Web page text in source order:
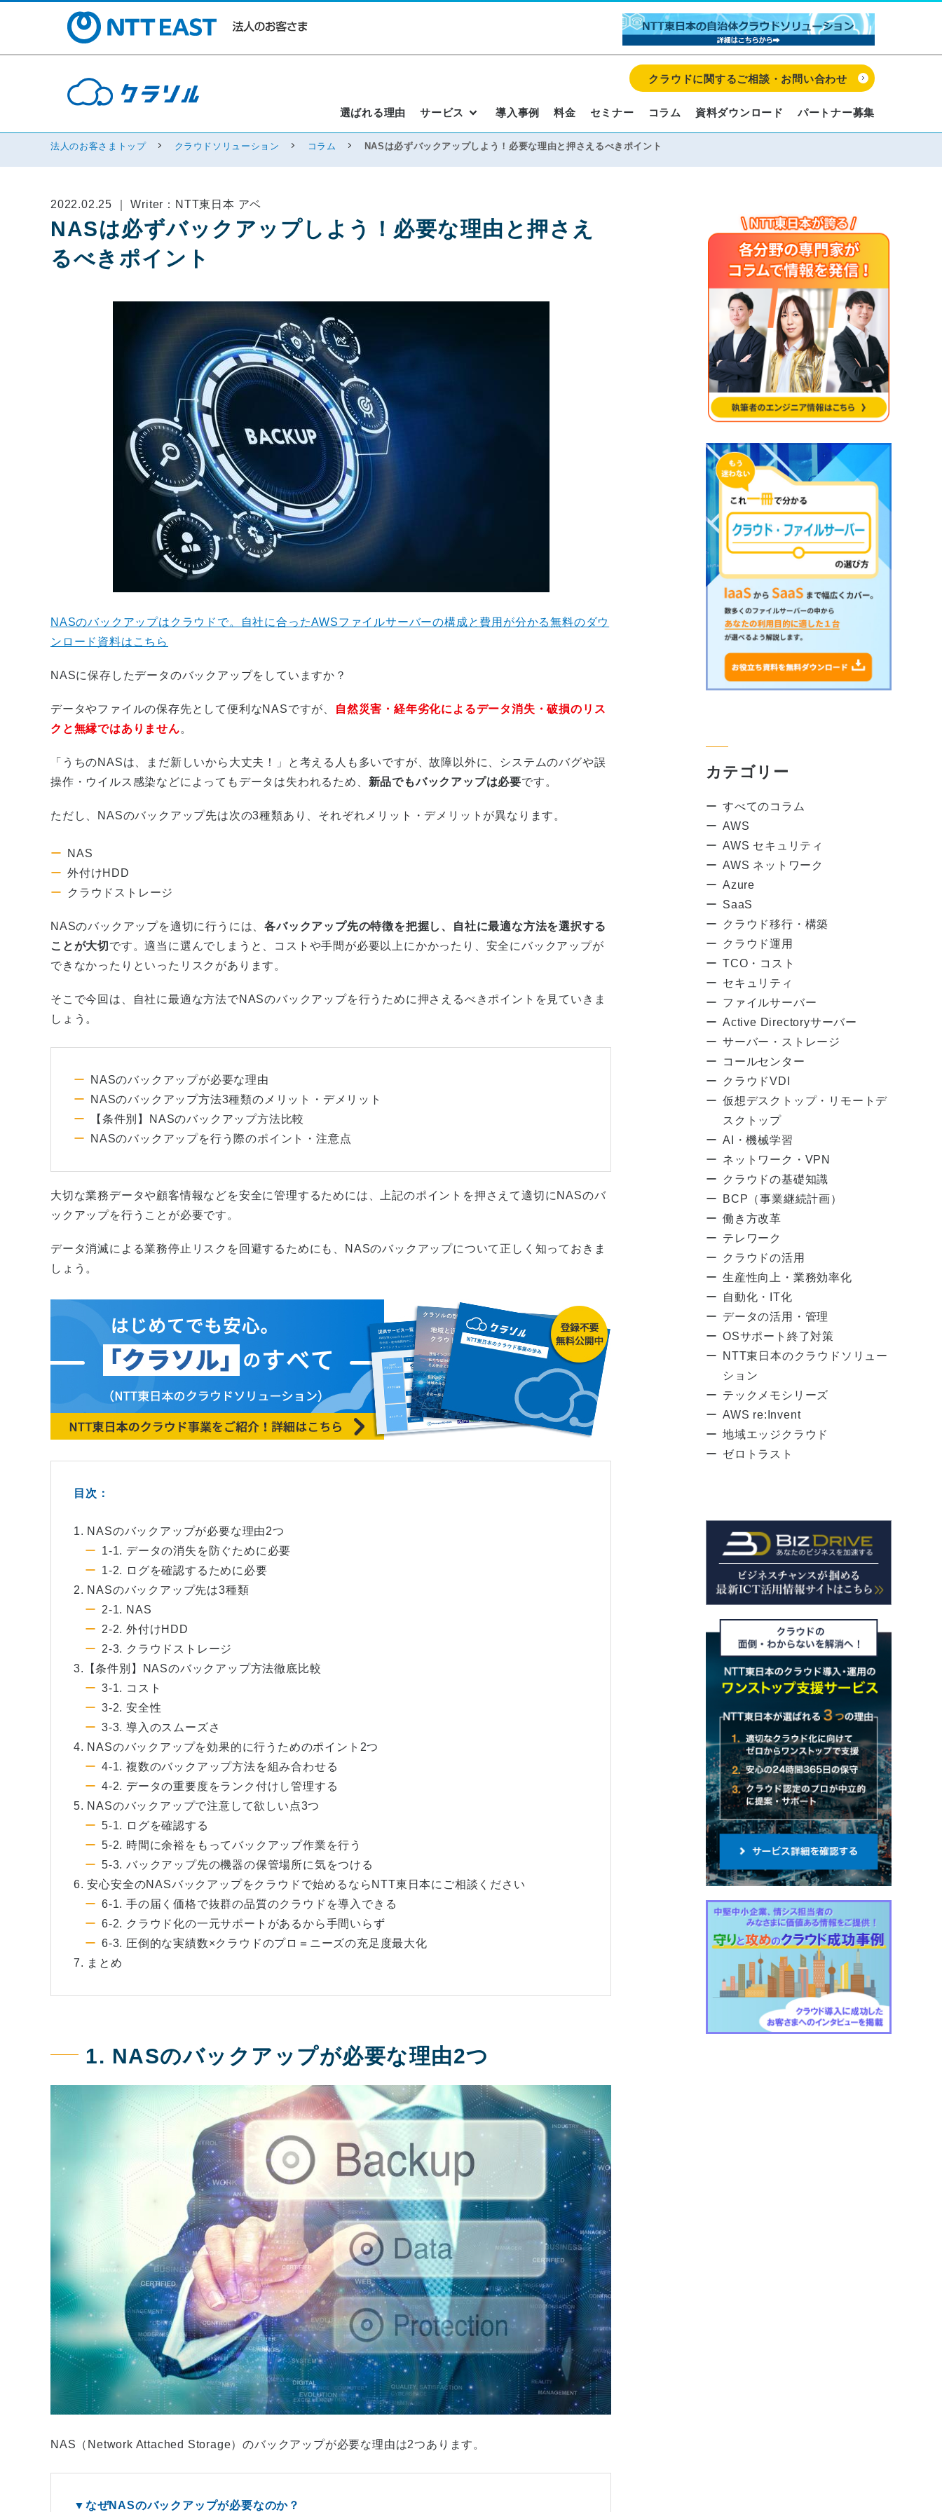
選ばれる理由 サービス 導入事例 料金 セミナー コラム 資料ダウンロード パートナー募集
クラウドに関するご相談・お問い合わせ
法人のお客さまトップ クラウドソリューション コラム NASは必ずバックアップしよう！必要な理由と押さえるべきポイント
2022.02.25 ｜ Writer：NTT東日本 アベ
NASは必ずバックアップしよう！必要な理由と押さえ
るべきポイント
NASのバックアップはクラウドで。自社に合ったAWSファイルサーバーの構成と費用が分かる無料のダウ
ンロード資料はこちら
NASに保存したデータのバックアップをしていますか？
データやファイルの保存先として便利なNASですが、
自然災害・経年劣化によるデータ消失・破損のリス
クと無縁ではありません。
「うちのNASは、まだ新しいから大丈夫！」と考える人も多いですが、故障以外に、システムのバグや誤
操作・ウイルス感染などによってもデータは失われるため、 新品でもバックアップは必要です。
ただし、NASのバックアップ先は次の3種類あり、それぞれメリット・デメリットが異なります。
NAS
外付けHDD
クラウドストレージ
NASのバックアップを適切に行うには、各バックアップ先の特徴を把握し、自社に最適な方法を選択する
ことが大切 です。適当に選んでしまうと、コストや手間が必要以上にかかったり、安全にバックアップが
できなかったりといったリスクがあります。
そこで今回は、自社に最適な方法でNASのバックアップを行うために押さえるべきポイントを見ていきま
しょう。
NASのバックアップが必要な理由
NASのバックアップ方法3種類のメリット・デメリット
【条件別】NASのバックアップ方法比較
NASのバックアップを行う際のポイント・注意点
大切な業務データや顧客情報などを安全に管理するためには、上記のポイントを押さえて適切にNASのバ
ックアップを行うことが必要です。
データ消滅による業務停止リスクを回避するためにも、NASのバックアップについて正しく知っておきま
しょう。
目次：
1. NASのバックアップが必要な理由2つ
1-1. データの消失を防ぐために必要
1-2. ログを確認するために必要
2. NASのバックアップ先は3種類
2-1. NAS
2-2. 外付けHDD
2-3. クラウドストレージ
3.【条件別】NASのバックアップ方法徹底比較
3-1. コスト
3-2. 安全性
3-3. 導入のスムーズさ
4. NASのバックアップを効果的に行うためのポイント2つ
4-1. 複数のバックアップ方法を組み合わせる
4-2. データの重要度をランク付けし管理する
5. NASのバックアップで注意して欲しい点3つ
5-1. ログを確認する
5-2. 時間に余裕をもってバックアップ作業を行う
5-3. バックアップ先の機器の保管場所に気をつける
6. 安心安全のNASバックアップをクラウドで始めるならNTT東日本にご相談ください
6-1. 手の届く価格で抜群の品質のクラウドを導入できる
6-2. クラウド化の一元サポートがあるから手間いらず
6-3. 圧倒的な実績数×クラウドのプロ＝ニーズの充足度最大化
7. まとめ
1. NASのバックアップが必要な理由2つ
NAS（Network Attached Storage）のバックアップが必要な理由は2つあります。
▼なぜNASのバックアップが必要なのか？
カテゴリー
すべてのコラム
AWS
AWS セキュリティ
AWS ネットワーク
Azure
SaaS
クラウド移行・構築
クラウド運用
TCO・コスト
セキュリティ
ファイルサーバー
Active Directoryサーバー
サーバー・ストレージ
コールセンター
クラウドVDI
仮想デスクトップ・リモートデ
スクトップ
AI・機械学習
ネットワーク・VPN
クラウドの基礎知識
BCP（事業継続計画）
働き方改革
テレワーク
クラウドの活用
生産性向上・業務効率化
自動化・IT化
データの活用・管理
OSサポート終了対策
NTT東日本のクラウドソリュー
ション
テックメモシリーズ
AWS re:Invent
地域エッジクラウド
ゼロトラスト